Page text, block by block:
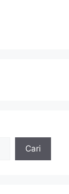
Cari